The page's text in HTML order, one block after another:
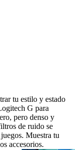
tu estilo y estado
G para
pero denso y
de ruido se
Muestra tu
accesorios.